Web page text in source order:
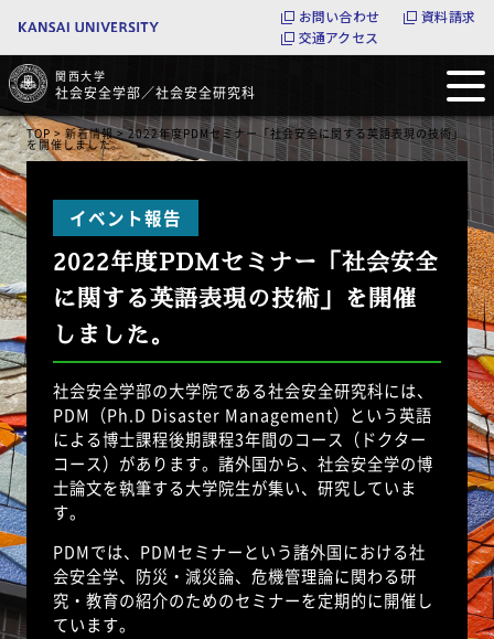
お問い合わせ
資料請求
交通アクセス
関西大学
社会安全学部／社会安全研究科
TOP>新着情報> 2022年度PDMセミナー「社会安全に関する英語表現の技術」
を開催しました。
2022年度PDMセミナー「社会安全
に関する英語表現の技術」を開催
しました。
社会安全学部の大学院である社会安全研究科には、
PDM（Ph.D Disaster Management）という英語
による博士課程後期課程3年間のコース（ドクター
コース）があります。諸外国から、社会安全学の博
士論文を執筆する大学院生が集い、研究していま
す。
PDMでは、 PDMセミナーという諸外国における社
会安全学、防災・減災論、危機管理論に関わる研
究・教育の紹介のためのセミナーを定期的に開催し
ています。